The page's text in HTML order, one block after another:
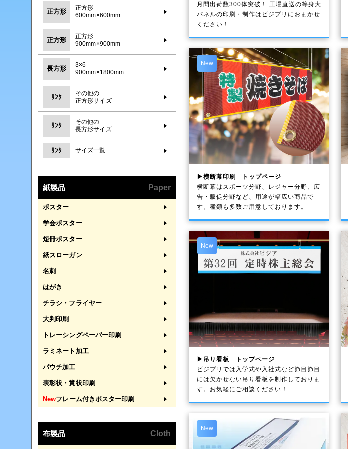
月間出荷数300体突破！ 工場直送の等身大
パネルの印刷・制作は ビジプリ におまかせ
ください！
New
▶横断幕印刷 トップページ
横断幕はスポーツ分野、レジャー分野、広
告・販促分野など、用途が幅広い商品で
す。種類も多数ご用意しております。
New
▶吊り看板 トップページ
ビジプリでは入学式や入社式など節目節目
には欠かせない吊り看板を制作しておりま
す。お気軽にご相談ください！
New
正方形
正方形
600mm×600mm
正方形
正方形
900mm×900mm
長方形
3×6
900mm×1800mm
ﾘﾝｸ
その他の
正方形サイズ
ﾘﾝｸ
その他の
長方形サイズ
ﾘﾝｸ サイズ一覧
紙製品 Paper
ポスター
学会ポスター
短冊ポスター
紙スローガン
名刺
はがき
チラシ・フライヤー
大判印刷
トレーシングペーパー印刷
ラミネート加工
パウチ加工
表彰状・賞状印刷
Newフレーム付きポスター印刷
布製品 Cloth